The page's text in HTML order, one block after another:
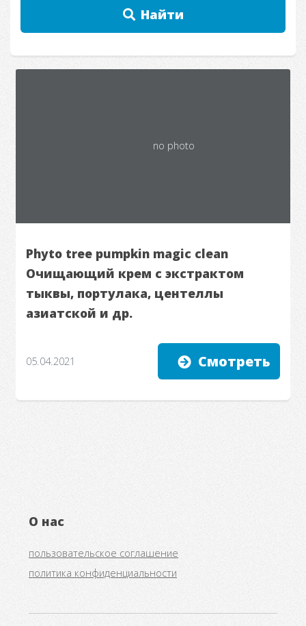
Найти
no photo
Phyto tree pumpkin magic clean
Очищающий крем с экстрактом
тыквы, портулака, центеллы
азиатской и др.
05.04.2021 Смотреть
О нас
пользовательское соглашение
политика конфиденциальности